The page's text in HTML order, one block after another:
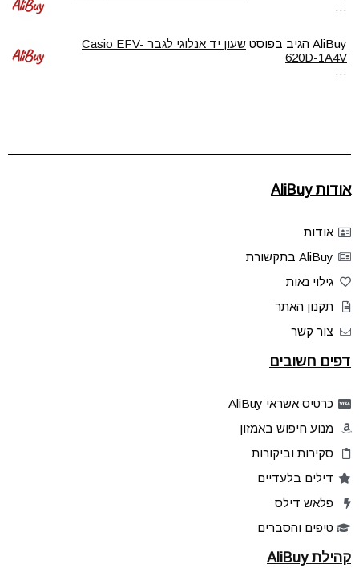
…
AliBuy הגיב בפוסט
שעון יד אנלוגי לגבר Casio EFV-
620D-1A4V
…
אודות AliBuy
אודות
AliBuy בתקשורת
גילוי נאות
תקנון האתר
צור קשר
דפים חשובים
כרטיס אשראי AliBuy
מנוע חיפוש באמזון
סקירות וביקורות
דילים בלעדיים
פלאש דילס
טיפים והסברים
קהילת AliBuy